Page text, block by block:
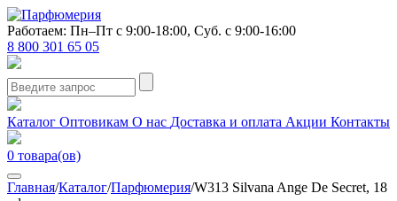
Работаем: Пн–Пт с 9:00-18:00, Суб. с 9:00-16:00
8 800 301 65 05
Каталог Оптовикам О нас Доставка и оплата Акции Контакты
0 товара(ов)
Главная/Каталог/Парфюмерия/W313 Silvana Ange De Secret, 18